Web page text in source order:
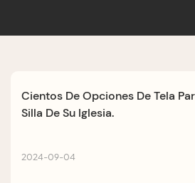
Cientos De Opciones De Tela
Silla De Su Iglesia.
2024-09-04